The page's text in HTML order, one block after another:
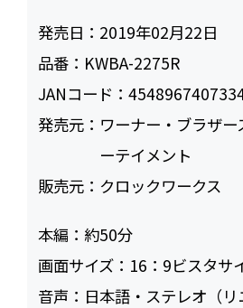
発売日： 2019年02月22日
品番： KWBA-2275R
JANコード：
発売元： ワーナー・ブラザ
ーテイメント
販売元： クロックワークス
本編： 約50
画面サイズ： 16：9ビスタサ
音声： 日本語・ステレオ（リ